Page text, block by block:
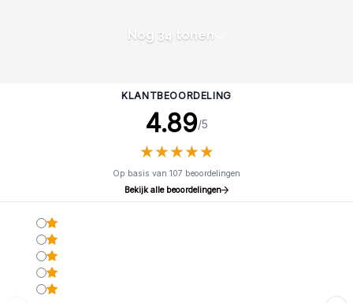
Nog 34 tonen
KLANTBEOORDELING
4.89/5
★★★★★
★★★★★
Op basis van 107 beoordelingen
Bekijk alle beoordelingen